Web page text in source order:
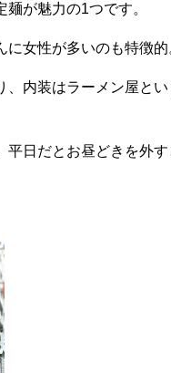
が魅力の1つです。
女性が多いのも特徴的
内装はラーメン屋と
日だとお昼どきを外